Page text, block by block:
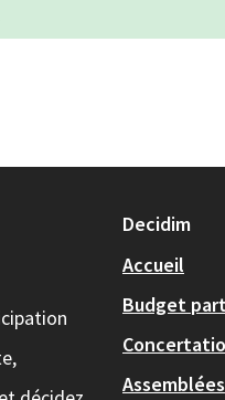
Decidim
Accueil
Budget
Assemblées